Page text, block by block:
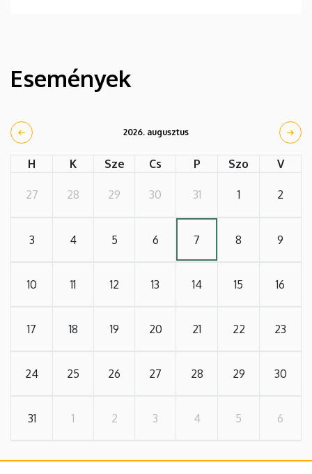
Események
2026. augusztus
H K Sze Cs P Szo V
27 28 29 30 31 1 2
3 4 5 6 7 8 9
10 11 12 13 14 15 16
17 18 19 20 21 22 23
24 25 26 27 28 29 30
31 1 2 3 4 5 6